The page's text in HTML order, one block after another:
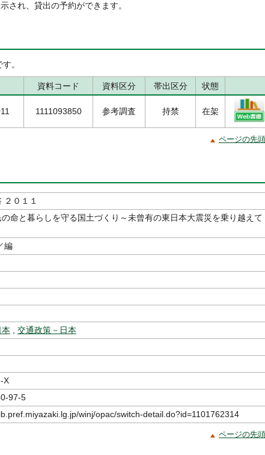
され、貸出の予約ができます。
。
資料コード 資料区分 帯出区分 状態
1111093850 参考調査 持禁 在架
ページの先
２０１１
命と暮らしを守る国土づくり～未曾有の東日本大震災を乗り越えて
編
交通政策－日本
X
97-5
winj/opac/switch-detail.do?id=1101762314
ページの先